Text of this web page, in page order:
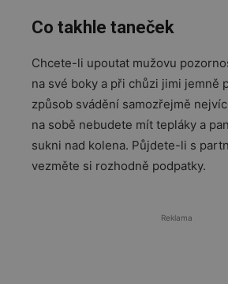
Co takhle taneček
Chcete-li upoutat mužovu
na své boky a při chůzi jimi jemně
způsob svádění samozřejmě
na sobě nebudete mít tepláky a
sukni nad kolena. Půjdete-li s
vezměte si rozhodně podpatky.
Reklama